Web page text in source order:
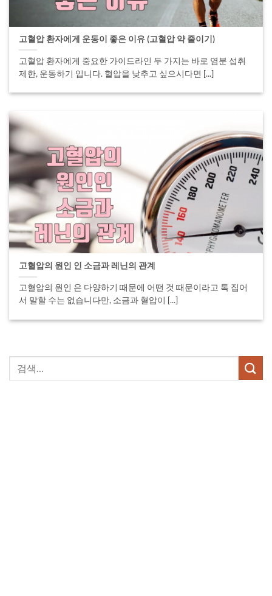
고혈압 환자에게 운동이 좋은 이유 (고혈압 약 줄이기)
고혈압 환자에게 중요한 가이드라인 두 가지는 바로 염분 섭취
제한, 운동하기 입니다. 혈압을 낮추고 싶으시다면 [...]
고혈압의 원인 인 소금과 레닌의 관계
고혈압의 원인 은 다양하기 때문에 어떤 것 때문이라고 톡 집어
서 말할 수는 없습니다만, 소금과 혈압이 [...]